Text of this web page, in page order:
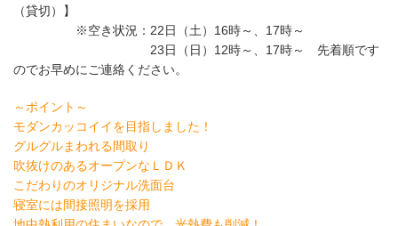
（貸切）】
※空き状況：22日（土）16時～、17時～
23日（日）12時～、17時～ 先着順です
のでお早めにご連絡ください。
～ポイント～
モダンカッコイイを目指しました！
グルグルまわれる間取り
吹抜けのあるオープンなＬＤＫ
こだわりのオリジナル洗面台
寝室には間接照明を採用